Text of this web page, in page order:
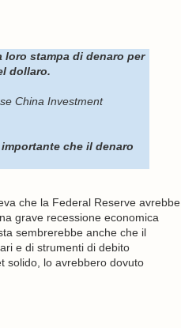
stampa di denaro per
dollaro.
China Investment
che il denaro
che la Federal Reserve avrebbe
grave recessione economica
sembrerebbe anche che il
e di strumenti di debito
solido, lo avrebbero dovuto